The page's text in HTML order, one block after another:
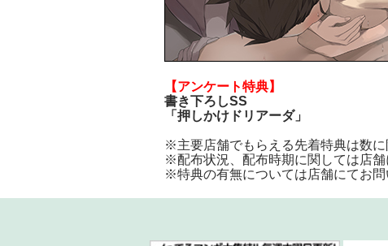
【アンケート特典】
書き下ろしSS
「押しかけドリアーダ」
※主要店舗でもらえる先着特典は数に
※配布状況、配布時期に関しては店舗
※特典の有無については店舗にてお問